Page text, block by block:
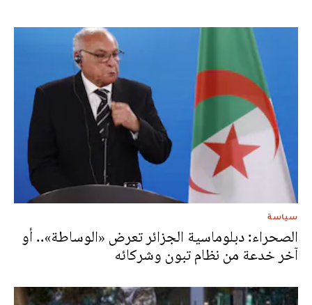
سياسة
الصحراء: دبلوماسية الجزائر تعرض «الوساطة».. أو
آخر خدعة من نظام تبون وشركائه